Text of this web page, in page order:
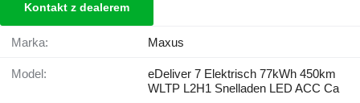
Kontakt z dealerem
Marka: Maxus
Model:
eDeliver 7 Elektrisch 77kWh 450km
WLTP L2H1 Snelladen LED ACC Ca